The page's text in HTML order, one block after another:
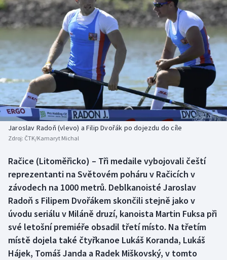
Cyklistika
DALŠÍ SPORTY
Americký fotbal
Baseball a softbal
Basketbal
Biatlon
Box
Curling
Dostihy
Florbal
NEPŘEHLÉDNĚTE
Soutěže
Historické návraty
Aplikace ČT sport
Jaroslav Radoň (vlevo) a Filip Dvořák po dojezdu do cíle
Zdroj: ČTK/Kamaryt Michal
Račice (Litoměřicko) – Tři medaile vybojovali čeští
reprezentanti na Světovém poháru v Račicích v
závodech na 1000 metrů. Deblkanoisté Jaroslav
Radoň s Filipem Dvořákem skončili stejně jako v
úvodu seriálu v Miláně druzí, kanoista Martin Fuksa při
své letošní premiéře obsadil třetí místo. Na třetím
místě dojela také čtyřkanoe Lukáš Koranda, Lukáš
Hájek, Tomáš Janda a Radek Miškovský, v tomto